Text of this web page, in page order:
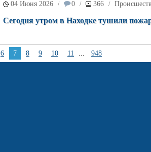
04 Июня 2026 / 0 / 366 /
Сегодня утром в Находке тушили
6 7 8 9 10 11 ... 948